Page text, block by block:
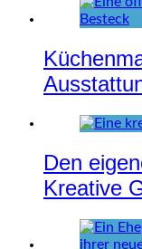
Den
Kreative